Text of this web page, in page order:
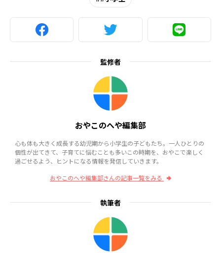
監修者
おやこのへや編集部
心も体も大きく成長する幼児期から小学生の子どもたち。一人ひとりの
個性が出てきて、子育てに悩むことも多いこの時期を、おやこで楽しく
過ごせるよう、ヒントになる情報を発信していきます。
おやこのへや編集部さんの記事一覧をみる
執筆者